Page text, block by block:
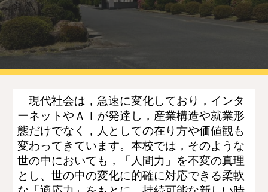
現代社会は，急速に変化しており，インタ
ーネットやＡＩが発達し，産業構造や就業形
態だけでなく，人としての在り方や価値観も
変わってきています。本校では，そのような
世の中においても，「人間力」を不変の真理
とし、世の中の変化に的確に対応できる柔軟